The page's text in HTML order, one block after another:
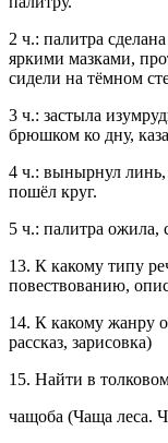
2 ч.: палитра
яркими мазками,
сидели на тёмном
3 ч.: застыла
брюшком ко дну,
4 ч.: вынырнул линь,
пошёл круг.
5 ч.: палитра ожила,
13. К какому типу
повествованию,
14. К какому жанру
рассказ, зарисовка)
15. Найти в
чащоба (Чаща леса.